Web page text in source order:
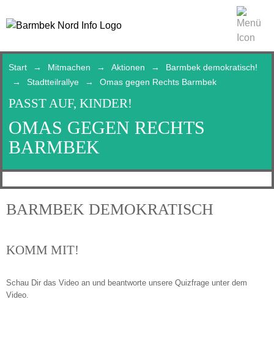
Start Mitmachen Aktionen
Barmbek demokratisch!
Stadtteilrallye
Omas gegen Rechts Barmbek
PASST AUF, KINDER!
OMAS GEGEN RECHTS
BARMBEK
BARMBEK DEMOKRATISCH
KOMM MIT!
Schau Dir das Video an und beantworte unsere Quizfrage unter dem
Video.